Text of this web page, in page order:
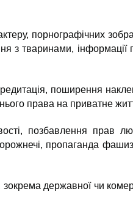
порнографічних
з тваринами, інформації
поширення
права на приватне
позбавлення прав
пропаганда
державної чи